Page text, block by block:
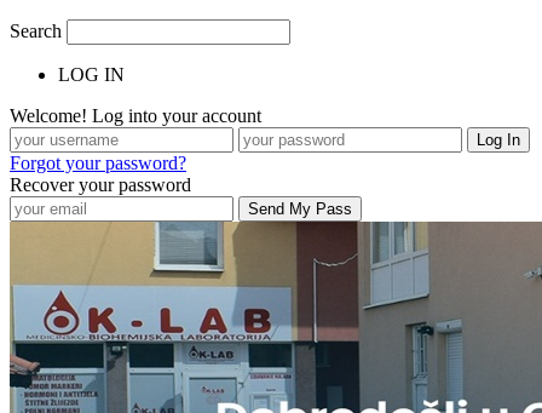
Search
LOG IN
Welcome! Log into your account
Forgot your password?
Recover your password